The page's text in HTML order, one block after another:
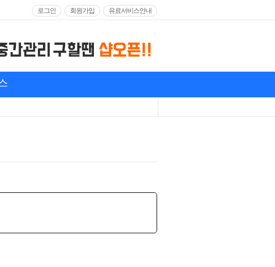
로그인 회원가입 유료서비스안내